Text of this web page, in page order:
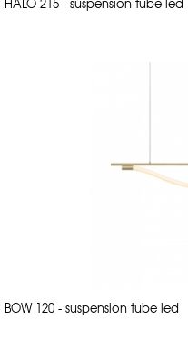
BOW 120 - suspension tube led